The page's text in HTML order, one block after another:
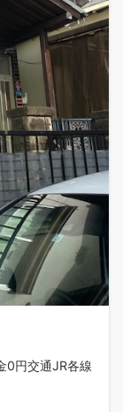
0円交通JR各線